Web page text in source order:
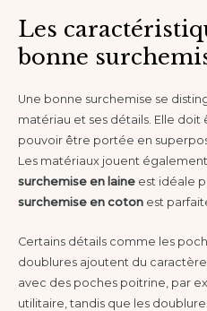
Les
bonne
Une bonne surchemise se
matériau et ses détails. Elle
pouvoir être portée en
Les matériaux jouent
surchemise en laine est idéale
surchemise en coton est
Certains détails comme les
doublures ajoutent du
avec des poches poitrine, par
utilitaire, tandis que les